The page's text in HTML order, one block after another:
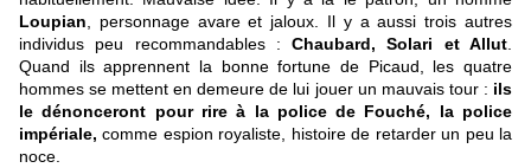
Loupian , personnage avare et jaloux. Il y a aussi trois autres
individus peu recommandables :Chaubard, Solari et Allut
Quand ils apprennent la bonne fortune de Picaud, les quatre
hommes se mettent en demeure de lui jouer un mauvais tour : ils
le dénonceront pour rire à la police de Fouché, la police
impériale, comme espion royaliste, histoire de retarder un peu la
noce.